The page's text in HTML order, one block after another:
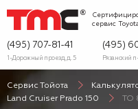
сервис
(495) 707-81-41
1-Дорожный проезд, д. 5
(495)
Рязанский п-
Сервис Тойота
Land Cruiser Prado 150
ТО